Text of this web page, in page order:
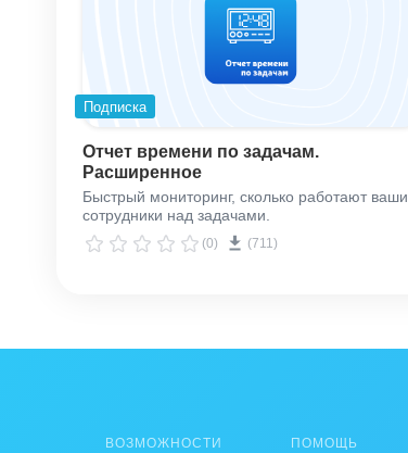
Подписка
Отчет времени по задачам.
Расширенное
Быстрый мониторинг, сколько работают ваши
сотрудники над задачами.
(0) (711)
ВОЗМОЖНОСТИ ПОМОЩЬ